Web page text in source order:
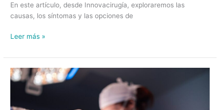
En este artículo, desde Innovacirugía, exploraremos las
causas, los síntomas y las opciones de
Leer más »
Los
Beneficios
la